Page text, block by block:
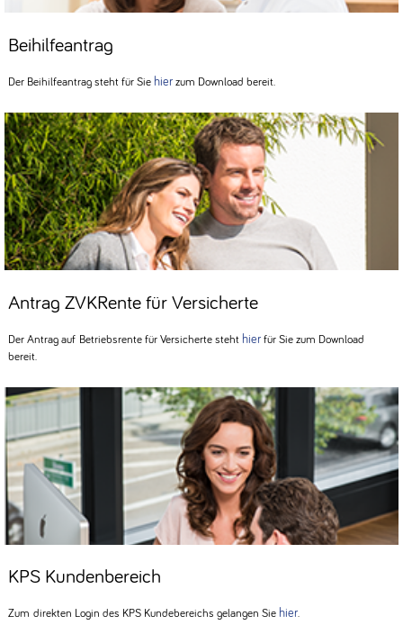
Beihilfeantrag
Der Beihilfeantrag steht für Sie hierzum Download bereit.
Antrag ZVKRente für Versicherte
Der Antrag auf Betriebsrente für Versicherte steht hierfür Sie zum Download
bereit.
KPS Kundenbereich
Zum direkten Login des KPS Kundebereichs gelangen Sie hier.